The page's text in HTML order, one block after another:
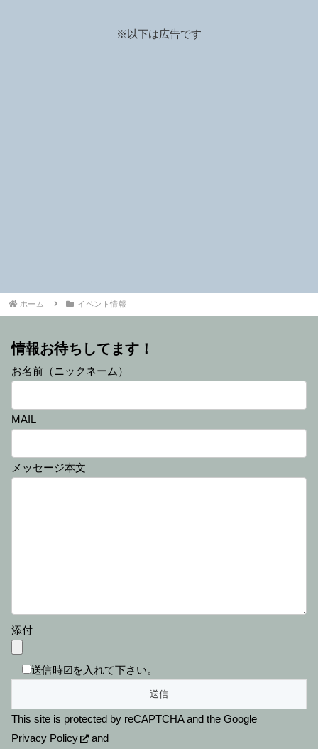
※以下は広告です
ホーム イベント情報
情報お待ちしてます！
お名前（ニックネーム）
MAIL
メッセージ本文
添付
送信時☑を入れて下さい。
This site is protected by reCAPTCHA and the Google
Privacy Policy
and